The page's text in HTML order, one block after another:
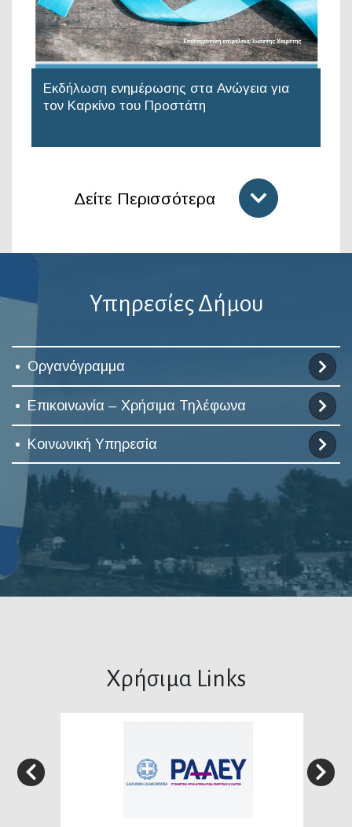
Εκδήλωση ενημέρωσης στα Ανώγεια για
τον Καρκίνο του Προστάτη
Δείτε Περισσότερα
Υπηρεσίες Δήμου
Οργανόγραμμα
Επικοινωνία – Χρήσιμα Τηλέφωνα
Κοινωνική Υπηρεσία
Χρήσιμα Links